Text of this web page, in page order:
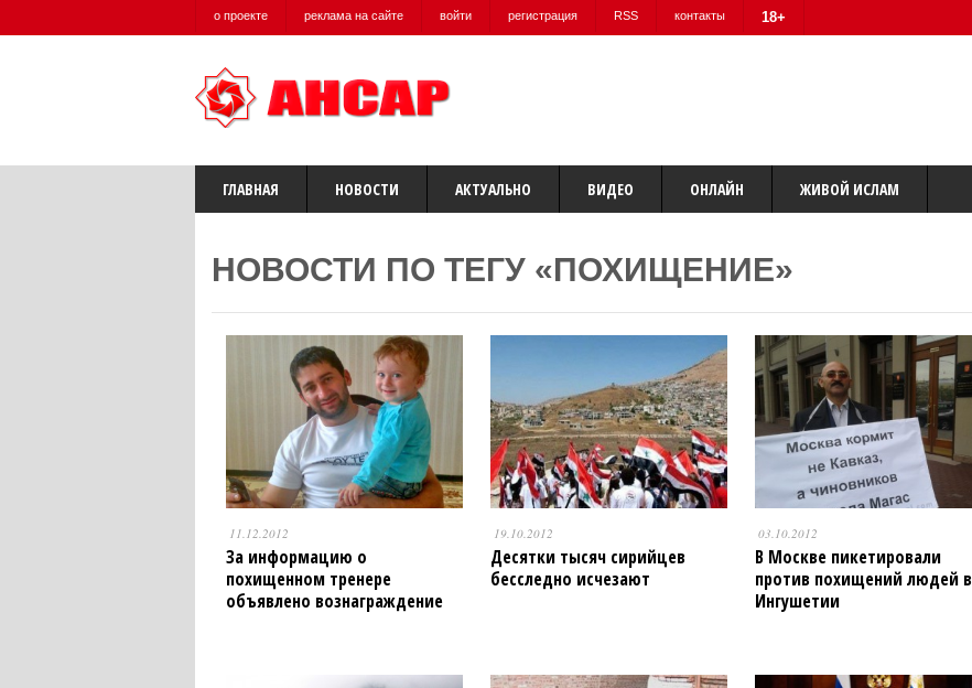
о проекте реклама на сайте войти регистрация RSS контакты 18+
ГЛАВНАЯ НОВОСТИ АКТУАЛЬНО ВИДЕО ОНЛАЙН ЖИВОЙ ИСЛАМ
НОВОСТИ ПО ТЕГУ «ПОХИЩЕНИЕ»
11.12.2012
За информацию о
похищенном тренере
объявлено вознаграждение
19.10.2012
Десятки тысяч сирийцев
бесследно исчезают
03.10.2012
В Москве пикетировали
против похищений людей в
Ингушетии